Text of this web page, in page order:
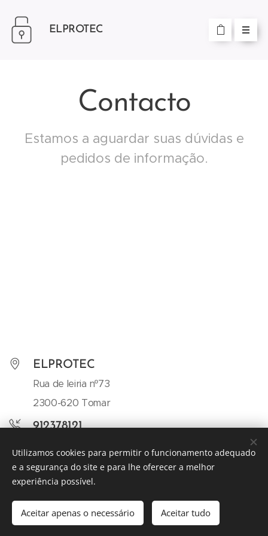
ELPROTEC
Contacto
Estamos a aguardar suas dúvidas e
pedidos de informação.
ELPROTEC
Rua de leiria nº73
2300-620 Tomar
912378121
geral@elprotec.pt
© 2019 Empresa. Rua do Ouro 797, 4150-555 Porto
Desenvolvido porWebnode Cookies
Utilizamos cookies para permitir o funcionamento adequado
e a segurança do site e para lhe oferecer a melhor
experiência possível.
Aceitar apenas o necessário Aceitar tudo